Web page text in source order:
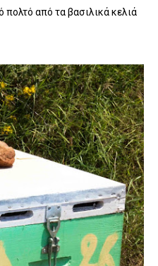
πολτό από τα βασιλικά κελιά